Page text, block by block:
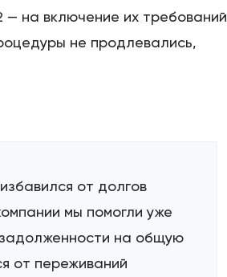
на включение их требований
не продлевались,
от долгов
мы помогли уже
на общую
от переживаний